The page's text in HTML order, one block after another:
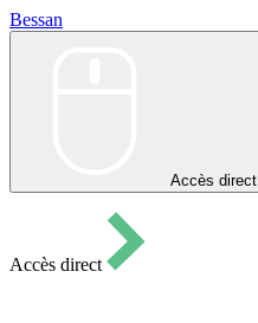
Bessan
Accès direct
Accès direct